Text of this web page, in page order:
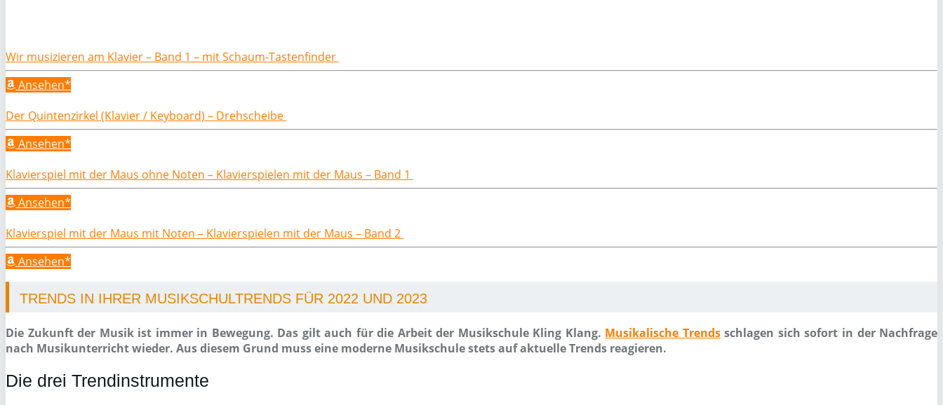
Wir musizieren am Klavier – Band 1 – mit Schaum-Tastenfinder
Ansehen*
Der Quintenzirkel (Klavier / Keyboard) – Drehscheibe
Ansehen*
Klavierspiel mit der Maus ohne Noten – Klavierspielen mit der Maus – Band 1
Ansehen*
Klavierspiel mit der Maus mit Noten – Klavierspielen mit der Maus – Band 2
Ansehen*
TRENDS IN IHRER MUSIKSCHULTRENDS FÜR 2022 UND 2023
Die Zukunft der Musik ist immer in Bewegung. Das gilt auch für die Arbeit der Musikschule Kling Klang. Musikalische Trendsschlagen sich sofort in der Nachfrage
nach Musikunterricht wieder. Aus diesem Grund muss eine moderne Musikschule stets auf aktuelle Trends reagieren.
Die drei Trendinstrumente